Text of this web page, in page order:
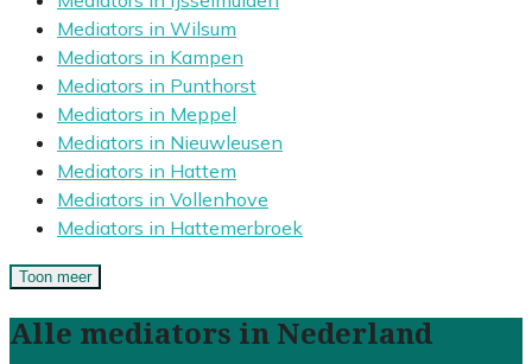
Mediators in Wilsum
Mediators in Kampen
Mediators in Punthorst
Mediators in Meppel
Mediators in Nieuwleusen
Mediators in Hattem
Mediators in Vollenhove
Mediators in Hattemerbroek
Toon meer
Alle mediators in Nederland